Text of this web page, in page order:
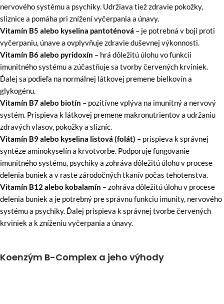
nervového systému a psychiky. Udržiava tiež zdravie pokožky,
sliznice a pomáha pri znížení vyčerpania a únavy.
Vitamín B5 alebo kyselina pantoténová – je potrebná v boji proti
vyčerpaniu, únave a ovplyvňuje zdravie duševnej výkonnosti.
Vitamín B6 alebo pyridoxín – hrá dôležitú úlohu vo funkcii
imunitného systému a zúčastňuje sa tvorby červených krviniek.
Ďalej sa podieľa na normálnej látkovej premene bielkovín a
glykogénu.
Vitamín B7 alebo biotín – pozitívne vplýva na imunitný a nervový
systém. Prispieva k látkovej premene makronutrientov a udržaniu
zdravých vlasov, pokožky a slizníc.
Vitamín B9 alebo kyselina listová (folát) – prispieva k správnej
syntéze aminokyselín a krvotvorbe. Podporuje fungovanie
imunitného systému, psychiky a zohráva dôležitú úlohu v procese
delenia buniek a v raste zárodočných tkanív počas tehotenstva.
Vitamín B12 alebo kobalamín – zohráva dôležitú úlohu v procese
delenia buniek a je potrebný pre správnu funkciu imunity, nervového
systému a psychiky. Ďalej prispieva k správnej tvorbe červených
krviniek a k zníženiu vyčerpania a únavy.
Koenzým B-Complex a jeho výhody